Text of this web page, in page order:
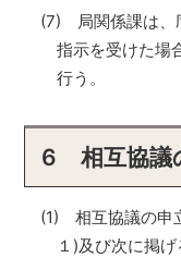
(7) 局関係課は、
指示を受けた場
行う。
6 相互協議
(1) 相互協議の申
１)及び次に掲